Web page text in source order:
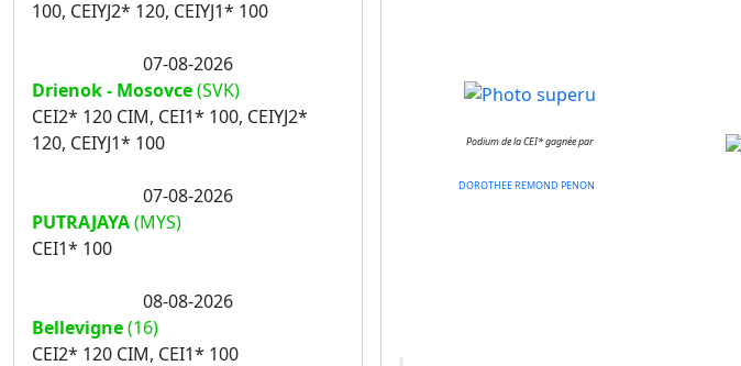
100, CEIYJ2* 120, CEIYJ1* 100
07-08-2026
Drienok - Mosovce(SVK)
CEI2* 120 CIM, CEI1* 100, CEIYJ2*
120, CEIYJ1* 100
07-08-2026
PUTRAJAYA(MYS)
CEI1* 100
08-08-2026
Bellevigne(16)
CEI2* 120 CIM, CEI1* 100
Podium de la CEI* gagnée par
DOROTHEEREMOND PENON